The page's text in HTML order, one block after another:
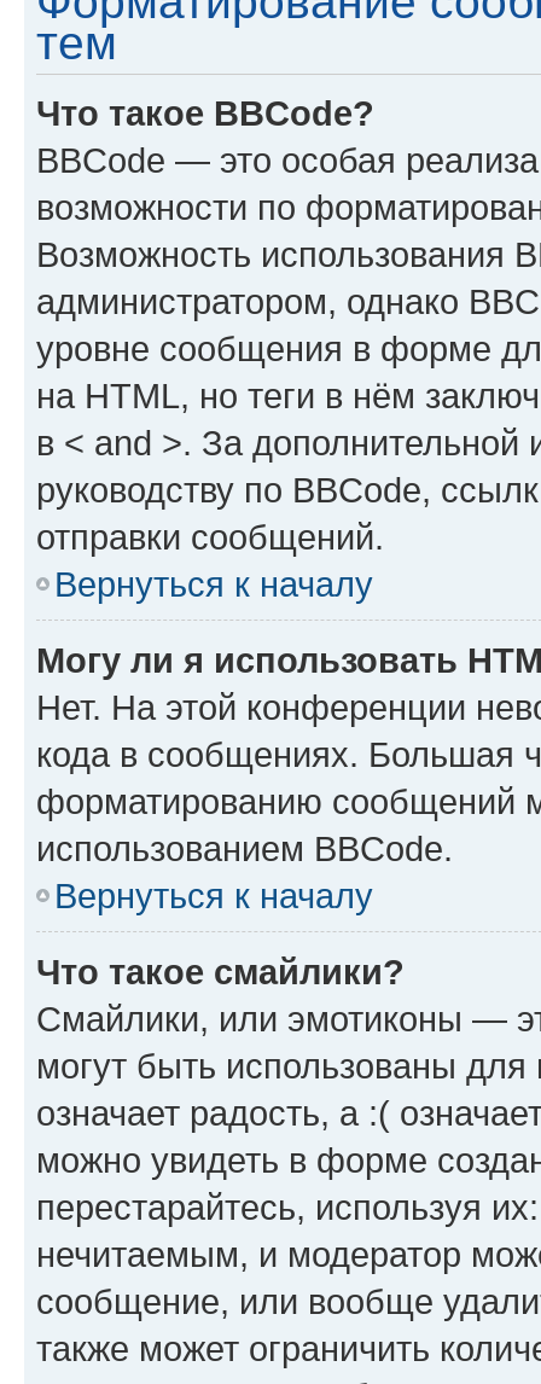
тем
Что такое BBCode?
BBCode — это особая
возможности по
Возможность использования
администратором, однако
уровне сообщения в форме
на HTML, но теги в нём
в < and >. За
руководству по BBCode,
отправки сообщений.
Вернуться к началу
Могу ли я использовать
Нет. На этой конференции
кода в сообщениях. Большая
форматированию сообщений
использованием BBCode.
Вернуться к началу
Что такое смайлики?
Смайлики, или эмотиконы —
могут быть использованы
означает радость, а :(
можно увидеть в форме
перестарайтесь, используя
нечитаемым, и модератор
сообщение, или вообще
также может ограничить